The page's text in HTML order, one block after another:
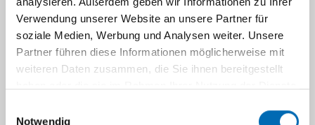
Verwendung unserer Website an unsere Partner für
soziale Medien, Werbung und Analysen weiter. Unsere
Partner führen diese Informationen möglicherweise mit
weiteren Daten zusammen, die Sie ihnen bereitgestellt
Notwendig
UniKiD und UniCareD
Navigation